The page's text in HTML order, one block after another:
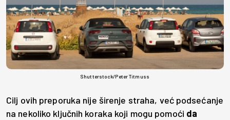
Shutterstock/Peter Titmuss
Cilj ovih preporuka nije širenje straha, već podsećanje
na nekoliko ključnih koraka koji mogu pomoći da